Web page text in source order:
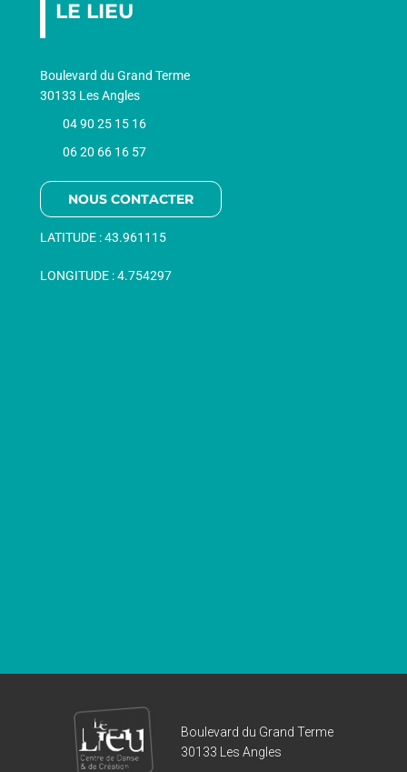
LE LIEU
Boulevard du Grand Terme
30133 Les Angles
04 90 25 15 16
06 20 66 16 57
NOUS CONTACTER
LATITUDE :43.961115
LONGITUDE :4.754297
Boulevard du Grand Terme
30133 Les Angles